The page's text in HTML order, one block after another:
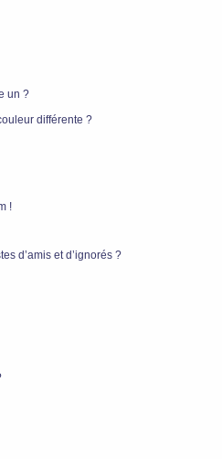
un ?
différente ?
!
d’amis et d’ignorés ?